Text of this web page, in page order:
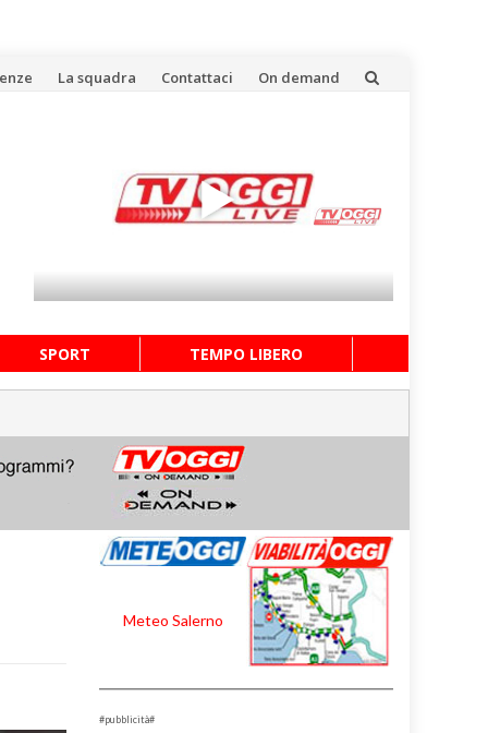
La squadra Contattaci On demand
SPORT TEMPO LIBERO
Meteo Salerno
#pubblicità#